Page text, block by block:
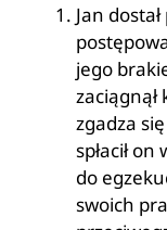
Jan
jego
zgadza
spłacił
do
swoich